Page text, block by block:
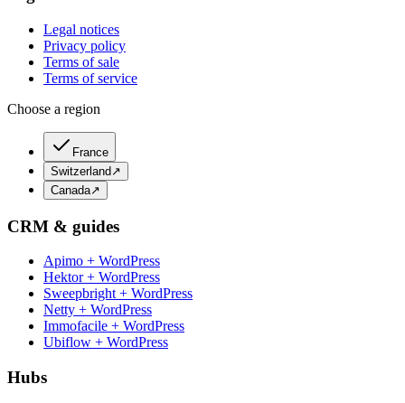
Legal notices
Privacy policy
Terms of sale
Terms of service
Choose a region
France
Switzerland ↗
Canada↗
CRM & guides
Apimo + WordPress
Hektor + WordPress
Sweepbright + WordPress
Netty + WordPress
Immofacile + WordPress
Ubiflow + WordPress
Hubs